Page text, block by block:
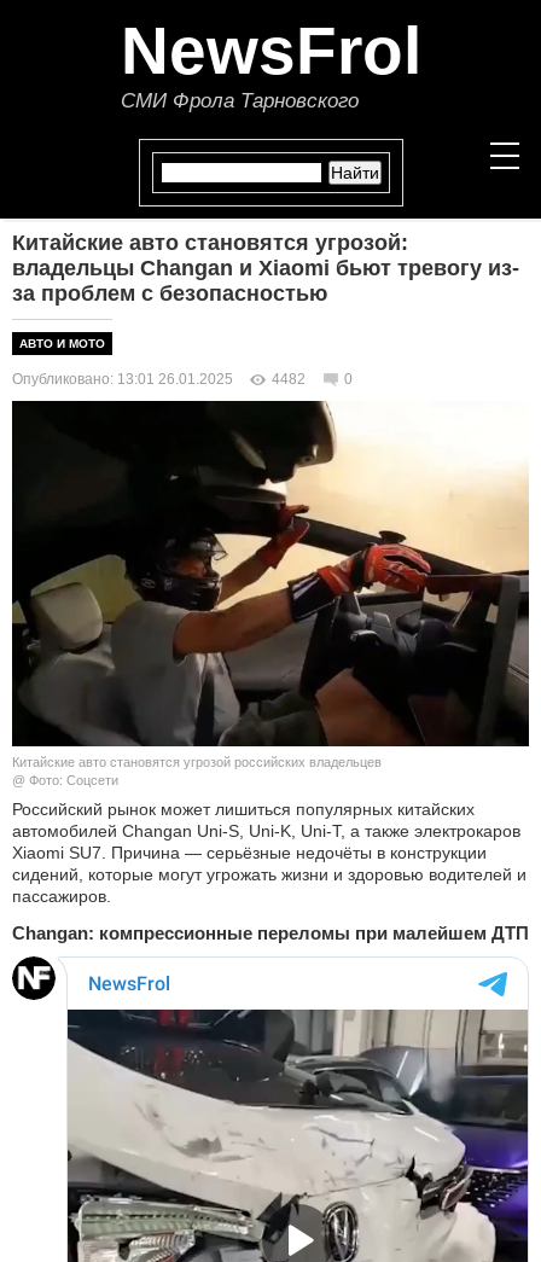
NewsFrol
СМИ Фрола Тарновского
НОВОСТИ
ПОЛИТИКА
ЭКОНОМИКА
В МИРЕ
ОБЩЕСТВО
КУЛЬТУРА
НАУКА
СПОРТ
ШОУ-БИЗНЕС
АВТО И МОТО
ЭГОИЗМ
Китайские авто становятся угрозой:
владельцы Changan и Xiaomi бьют тревогу из-
за проблем с безопасностью
АВТО И МОТО
Опубликовано: 13:01 26.01.2025 4482 0
Китайские авто становятся угрозой российских владельцев
@ Фото: Соцсети
Российский рынок может лишиться популярных китайских
автомобилей Changan Uni-S, Uni-K, Uni-T, а также электрокаров
Xiaomi SU7. Причина — серьёзные недочёты в конструкции
сидений, которые могут угрожать жизни и здоровью водителей и
пассажиров.
Changan: компрессионные переломы при малейшем ДТП